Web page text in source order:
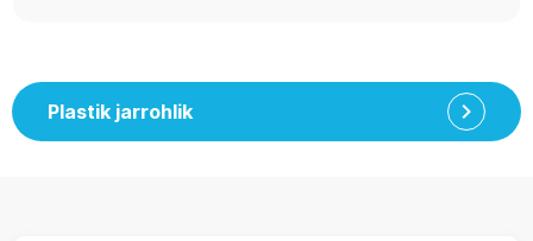
Plastik jarrohlik